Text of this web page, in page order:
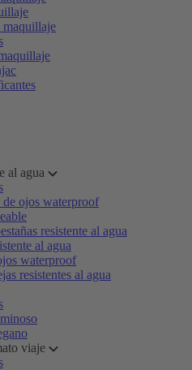
maquillaje
al agua
de ojos waterproof
resistente al agua
al agua
waterproof
resistentes al agua
viaje